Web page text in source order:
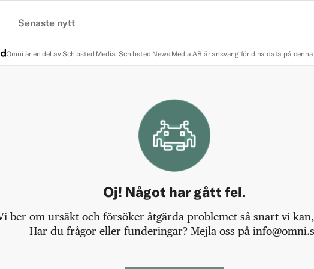
Senaste nytt
Omni är en del av Schibsted Media. Schibsted News Media AB är ansvarig för dina data på
Oj! Något har gått fel.
ber om ursäkt och försöker åtgärda problemet så snart vi
Har du frågor eller funderingar? Mejla oss på